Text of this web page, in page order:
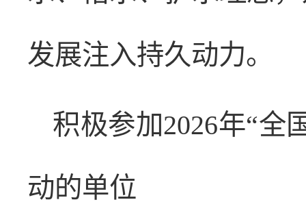
发展注入持久动力。
积极参加2026年“全
动的单位